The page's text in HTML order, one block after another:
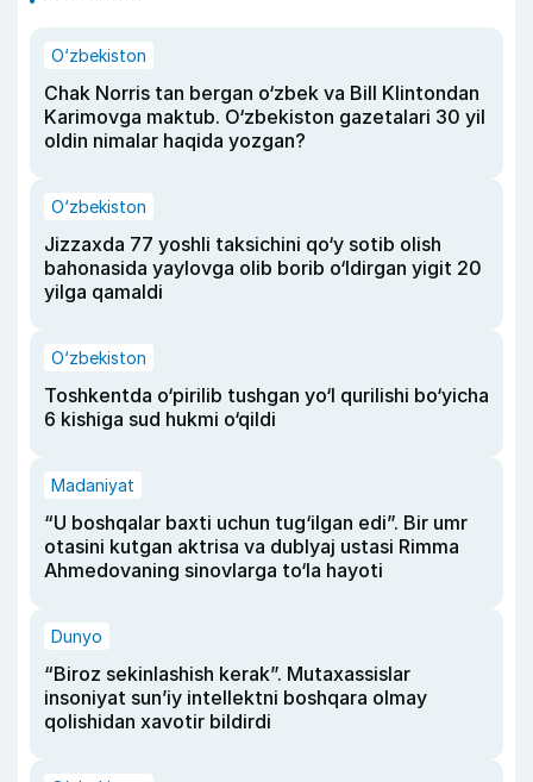
O‘zbekiston
Chak Norris tan bergan o‘zbek va Bill Klintondan
Karimovga maktub. O‘zbekiston gazetalari 30 yil
oldin nimalar haqida yozgan?
O‘zbekiston
Jizzaxda 77 yoshli taksichini qo‘y sotib olish
bahonasida yaylovga olib borib o‘ldirgan yigit 20
yilga qamaldi
O‘zbekiston
Toshkentda o‘pirilib tushgan yo‘l qurilishi bo‘yicha
6 kishiga sud hukmi o‘qildi
Madaniyat
“U boshqalar baxti uchun tug‘ilgan edi”. Bir umr
otasini kutgan aktrisa va dublyaj ustasi Rimma
Ahmedovaning sinovlarga to‘la hayoti
Dunyo
“Biroz sekinlashish kerak”. Mutaxassislar
insoniyat sun’iy intellektni boshqara olmay
qolishidan xavotir bildirdi